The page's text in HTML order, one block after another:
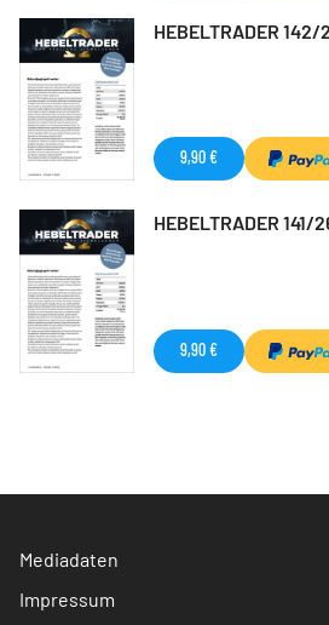
HEBELTRADER 142/
9,90 €
HEBELTRADER 141/
9,90 €
Mediadaten
Impressum